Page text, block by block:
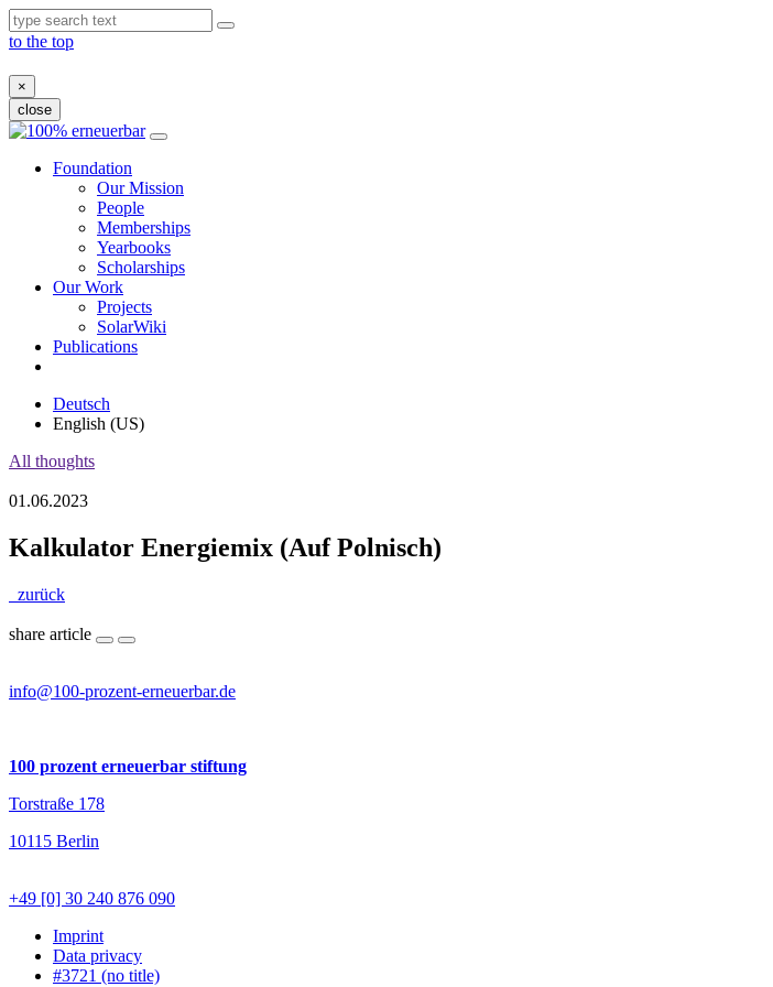
to the top
×
close
Skip
contentFoundation
Our Mission
People
Memberships
Yearbooks
Scholarships
Our Work
Projects
SolarWiki
Publications
Deutsch
English (US)
All thoughts
01.06.2023
Kalkulator Energiemix (Auf Polnisch)
zurück
share article
info@100-prozent-erneuerbar.de
100 prozent erneuerbar stiftung
Torstraße 178
10115 Berlin
+49 [0] 30 240 876 090
Imprint
Data privacy
#3721 (no title)